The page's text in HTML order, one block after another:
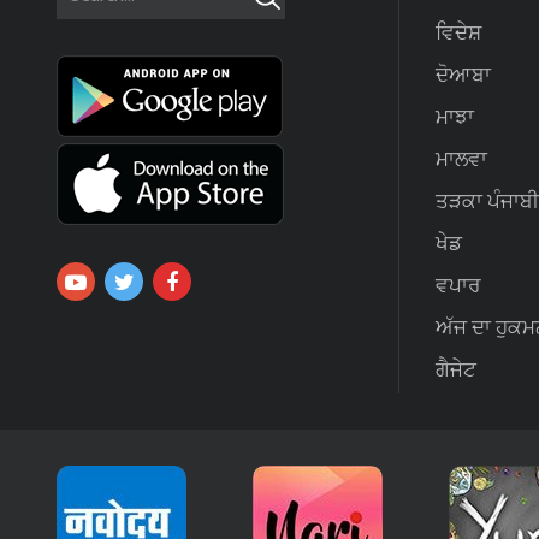
ਵਿਦੇਸ਼
ਦੋਆਬਾ
ਮਾਝਾ
ਮਾਲਵਾ
ਤੜਕਾ ਪੰਜਾਬੀ
ਖੇਡ
ਵਪਾਰ
ਅੱਜ ਦਾ
ਗੈਜੇਟ